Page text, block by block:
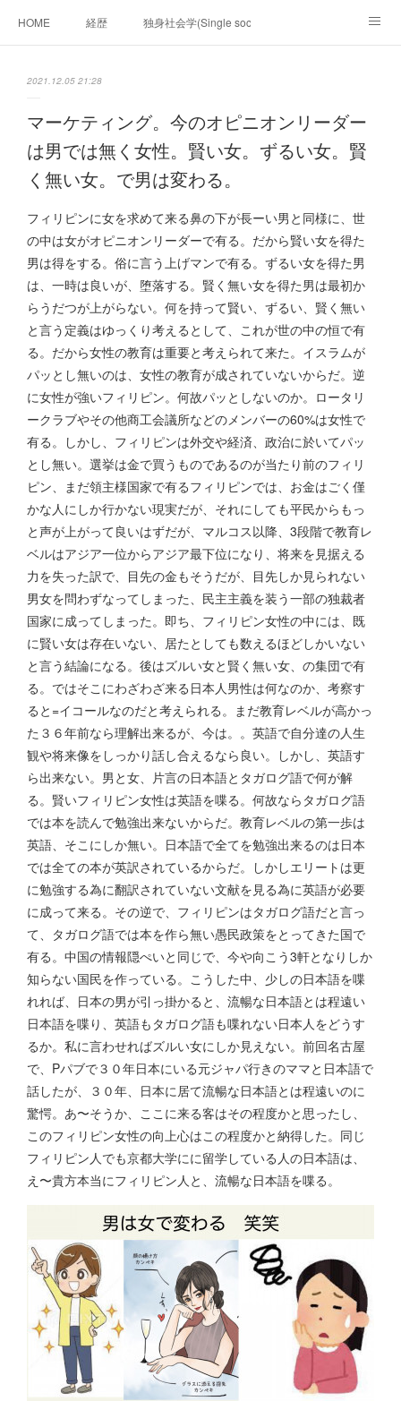
HOME 経歴 独身社会学(Single sociology)と高齢化社会学
移動出来て、工場で作る建物。未来２１００研究所
フィリピンの問題点 フィリピンの歴史
フィリピン経済談義 ファッションを考える 漫画
未来２１００研究所他のアイデアマニラ男の手料理 総集編
https://globalclub.amebaownd.com/
2021.12.05 21:28
マーケティング。今のオピニオンリーダー
は男では無く女性。賢い女。ずるい女。賢
く無い女。で男は変わる。
フィリピンに女を求めて来る鼻の下が長ーい男と同様に、世
の中は女がオピニオンリーダーで有る。だから賢い女を得た
男は得をする。俗に言う上げマンで有る。ずるい女を得た男
は、一時は良いが、堕落する。賢く無い女を得た男は最初か
らうだつが上がらない。何を持って賢い、ずるい、賢く無い
と言う定義はゆっくり考えるとして、これが世の中の恒で有
る。だから女性の教育は重要と考えられて来た。イスラムが
パッとし無いのは、女性の教育が成されていないからだ。逆
に女性が強いフィリピン。何故パッとしないのか。ロータリ
ークラブやその他商工会議所などのメンバーの60%は女性で
有る。しかし、フィリピンは外交や経済、政治に於いてパッ
とし無い。選挙は金で買うものであるのが当たり前のフィリ
ピン、まだ領主様国家で有るフィリピンでは、お金はごく僅
かな人にしか行かない現実だが、それにしても平民からもっ
と声が上がって良いはずだが、マルコス以降、3段階で教育レ
ベルはアジア一位からアジア最下位になり、将来を見据える
力を失った訳で、目先の金もそうだが、目先しか見られない
男女を問わずなってしまった、民主主義を装う一部の独裁者
国家に成ってしまった。即ち、フィリピン女性の中には、既
に賢い女は存在いない、居たとしても数えるほどしかいない
と言う結論になる。後はズルい女と賢く無い女、の集団で有
る。ではそこにわざわざ来る日本人男性は何なのか、考察す
ると=イコールなのだと考えられる。まだ教育レベルが高かっ
た３６年前なら理解出来るが、今は。。英語で自分達の人生
観や将来像をしっかり話し合えるなら良い。しかし、英語す
ら出来ない。男と女、片言の日本語とタガログ語で何が解
る。賢いフィリピン女性は英語を喋る。何故ならタガログ語
では本を読んで勉強出来ないからだ。教育レベルの第一歩は
英語、そこにしか無い。日本語で全てを勉強出来るのは日本
では全ての本が英訳されているからだ。しかしエリートは更
に勉強する為に翻訳されていない文献を見る為に英語が必要
に成って来る。その逆で、フィリピンはタガログ語だと言っ
て、タガログ語では本を作ら無い愚民政策をとってきた国で
有る。中国の情報隠ぺいと同じで、今や向こう3軒となりしか
知らない国民を作っている。こうした中、少しの日本語を喋
れれば、日本の男が引っ掛かると、流暢な日本語とは程遠い
日本語を喋り、英語もタガログ語も喋れない日本人をどうす
るか。私に言わせればズルい女にしか見えない。前回名古屋
で、Pパブで３０年日本にいる元ジャパ行きのママと日本語で
話したが、３０年、日本に居て流暢な日本語とは程遠いのに
驚愕。あ〜そうか、ここに来る客はその程度かと思ったし、
このフィリピン女性の向上心はこの程度かと納得した。同じ
フィリピン人でも京都大学にに留学している人の日本語は、
え〜貴方本当にフィリピン人と、流暢な日本語を喋る。